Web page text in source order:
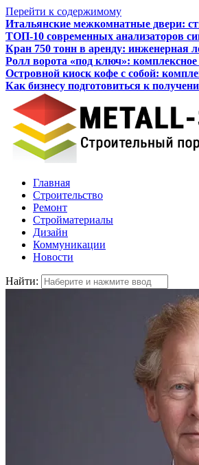
Перейти к содержимому
Итальянские межкомнатные двери:
ТОП-10 современных анализаторов
Кран 750 тонн в аренду: инженерная
Ролл ворота «под ключ»:
Островной киоск кофе с собой:
Как бизнесу подготовиться к
Главная
Строительство
Ремонт
Стройматериалы
Дизайн
Коммуникации
Новости
Найти: